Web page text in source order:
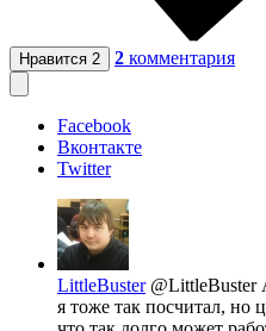
Нравится 2 2 комментария
Facebook
Вконтакте
Twitter
LittleBuster @LittleBuster
я тоже так посчитал, но